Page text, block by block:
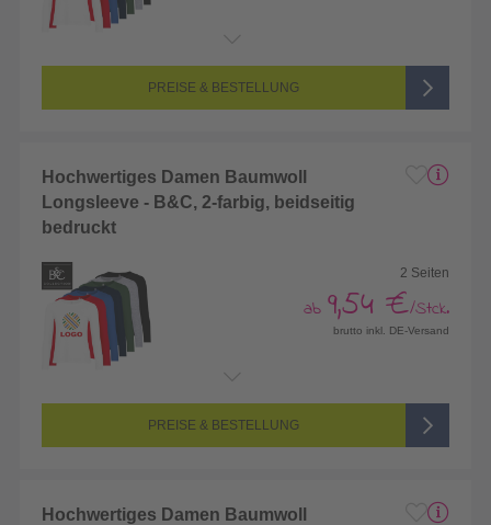
Seitenanzahl: 1-seitig (Vorderseite bedruckt, Rückseite unbedruckt)
2/0-farbig (2 Sonderfarben)
PREISE & BESTELLUNG
Hochwertiges Damen Baumwoll
Longsleeve - B&C, 2-farbig, beidseitig
bedruckt
2 Seiten
ab 9,54 €/Stck.
brutto inkl. DE-Versand
Seitenanzahl: 2-seitig (Vorderseite und Rückseite bedruckt)
2/2-farbig (2 Sonderfarben)
PREISE & BESTELLUNG
Hochwertiges Damen Baumwoll